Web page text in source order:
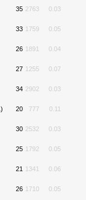
35 2763 0.03
33 1759 0.05
26 1891 0.04
27 1255 0.07
34 2902 0.03
20 777 0.11
30 2532 0.03
25 1792 0.05
21 1341 0.06
26 1710 0.05